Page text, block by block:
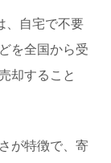
、自宅で不要
を全国から受
却すること
が特徴で、寄